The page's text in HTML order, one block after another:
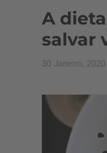
A
salvar
30 Janeiro,